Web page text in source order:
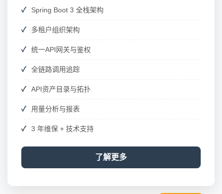
Spring Boot 3 全栈架构
多租户组织架构
统一API网关与鉴权
全链路调用追踪
API资产目录与拓扑
用量分析与报表
3 年维保 + 技术支持
了解更多